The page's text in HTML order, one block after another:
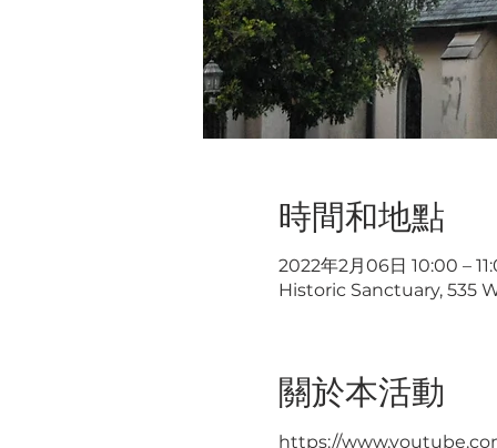
時間和地點
2022年2月06日 10:00 –
Historic Sanctuary, 535
關於本活動
https://